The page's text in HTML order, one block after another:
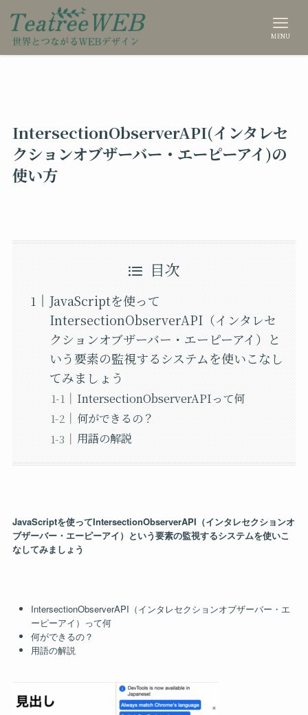
MENU
IntersectionObserverAPI(インタレセ
クションオブザーバー・エーピーアイ)の
使い方
目次
JavaScriptを使って
IntersectionObserverAPI（インタレセ
クションオブザーバー・エーピーアイ）と
いう要素の監視するシステムを使いこなし
てみましょう
IntersectionObserverAPIって何
何ができるの？
用語の解説
JavaScriptを使ってIntersectionObserverAPI（インタレセクションオ
ブザーバー・エーピーアイ）という要素の監視するシステムを使いこ
なしてみましょう
IntersectionObserverAPI（インタレセクションオブザーバー・エ
ーピーアイ）って何
何ができるの？
用語の解説